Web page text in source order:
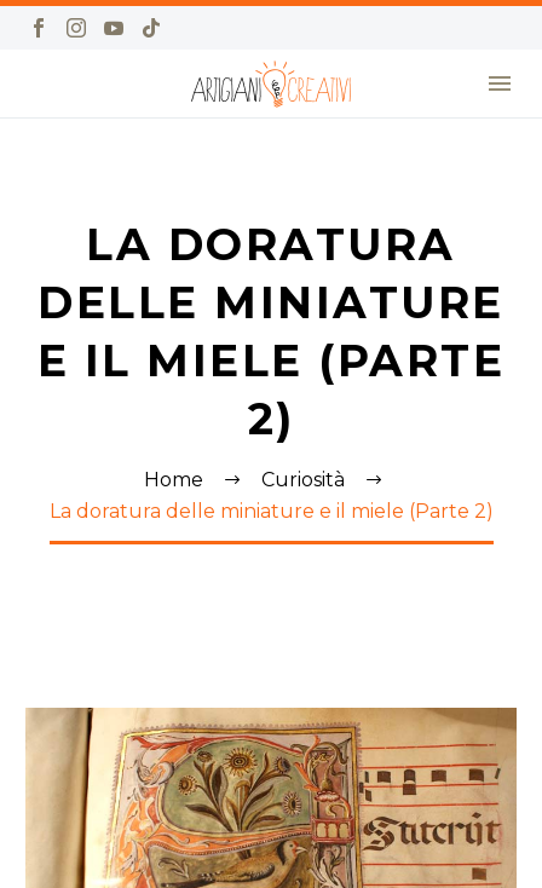
LA DORATURA
DELLE MINIATURE
E IL MIELE (PARTE
2)
Home
Curiosità
La doratura delle miniature e il miele (Parte 2)